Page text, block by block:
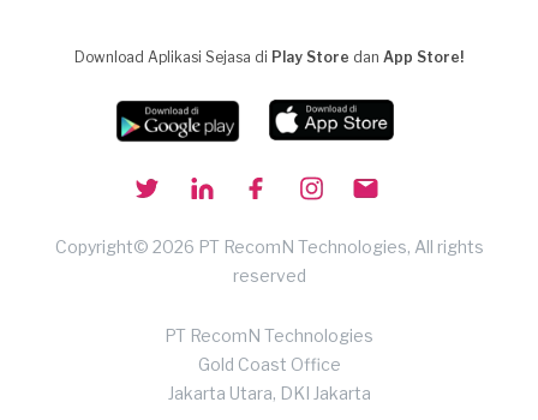
Download Aplikasi Sejasa di Play Store dan App Store!
Copyright© 2026 PT RecomN Technologies, All rights
reserved
PT RecomN Technologies
Gold Coast Office
Jakarta Utara, DKI Jakarta